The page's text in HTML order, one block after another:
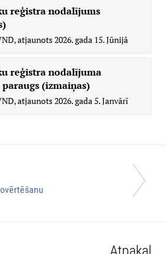
reģistra nodalījums
atjaunots2026. gada 15. Jūnijā
reģistra nodalījuma
(izmaiņas)
atjaunots2026. gada 5. Janvārī